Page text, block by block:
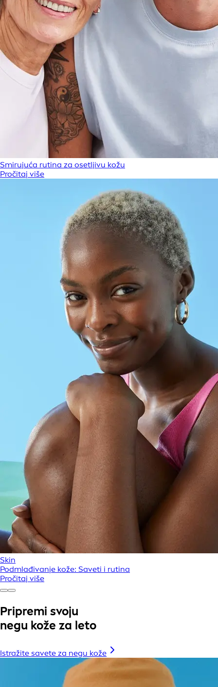
Smirujuća rutina za osetljivu kožu
Pročitaj više
Skin
Podmlađivanje kože: Saveti i rutina
Pročitaj više
Pripremi svoju
negu kože za leto
Istražite savete za negu kože